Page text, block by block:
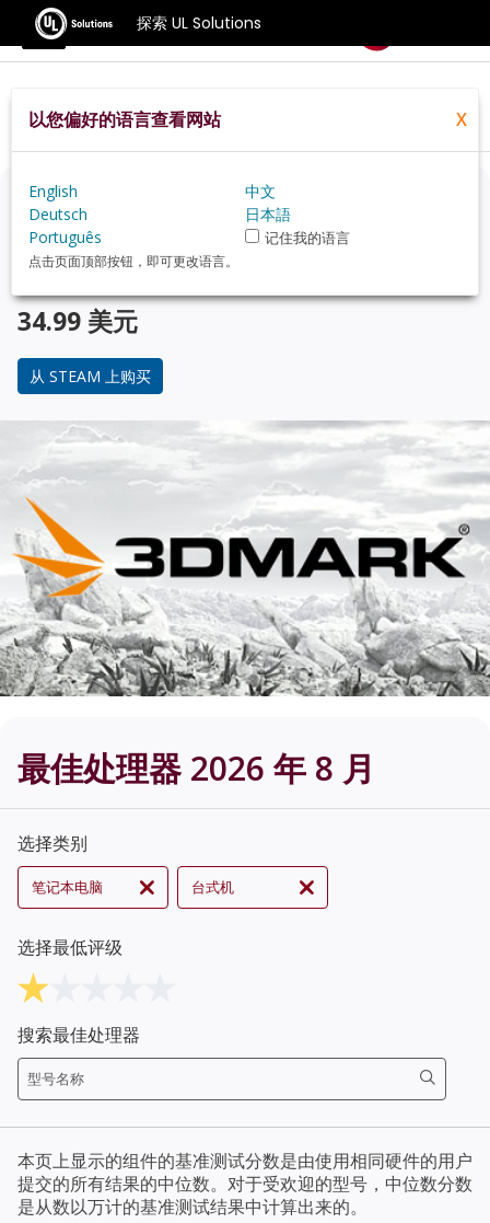
探索 UL Solutions
基准测试
Home Zh Hans Compare
正在考虑升级？
使用 3DMark 游戏玩家的基准测试，来了解您的 PC 与 受
欢迎的 CPU 在性能上的对比。
34.99 美元
从 STEAM 上购买
最佳处理器 2026 年 8 月
选择类别
笔记本电脑 台式机
选择最低评级
搜索最佳处理器
本页上显示的组件的基准测试分数是由使用相同硬件的用户
提交的所有结果的中位数。对于受欢迎的型号，中位数分数
是从数以万计的基准测试结果中计算出来的。
以您偏好的语言查看网站 X
English
中文
Deutsch
日本語
Português
记住我的语言
点击页面顶部按钮，即可更改语言。